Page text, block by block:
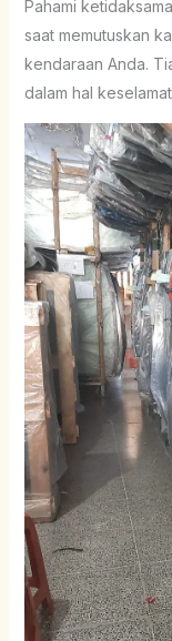
Pahami
saat memutuskan
kendaraan Anda.
dalam hal